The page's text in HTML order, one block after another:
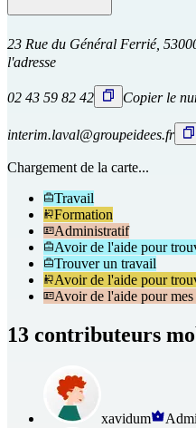
23 Rue du Général Ferrié,
l'adresse
02 43 59 82 42 Copier le
interim.laval@groupeidees.fr
Chargement de la carte...
Travail
Formation
Administratif
Avoir de l'aide pour
Trouver un travail
Avoir de l'aide pour
Avoir de l'aide pour mes
13 contributeurs
xavidum